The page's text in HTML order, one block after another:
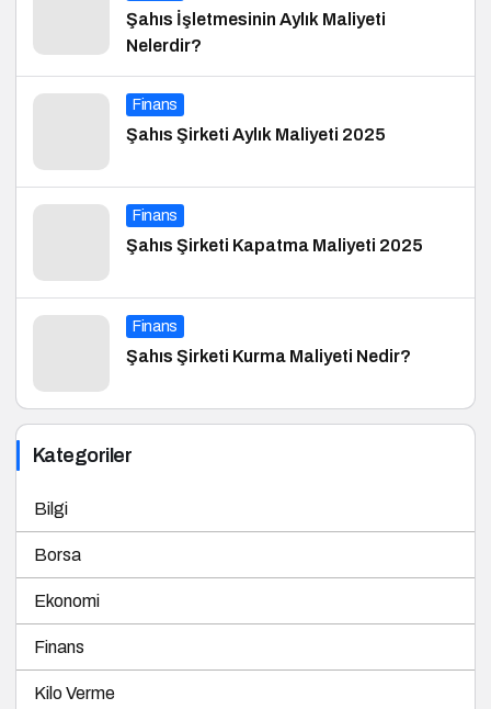
Şahıs İşletmesinin Aylık Maliyeti
Nelerdir?
Finans
Şahıs Şirketi Aylık Maliyeti 2025
Finans
Şahıs Şirketi Kapatma Maliyeti 2025
Finans
Şahıs Şirketi Kurma Maliyeti Nedir?
Kategoriler
Bilgi
Borsa
Ekonomi
Finans
Kilo Verme